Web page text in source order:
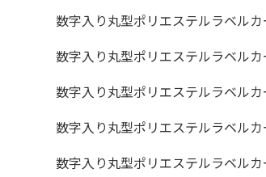
数字入り丸型ポリエステルラベルカ
数字入り丸型ポリエステルラベルカ
数字入り丸型ポリエステルラベルカ
数字入り丸型ポリエステルラベルカ
数字入り丸型ポリエステルラベルカ